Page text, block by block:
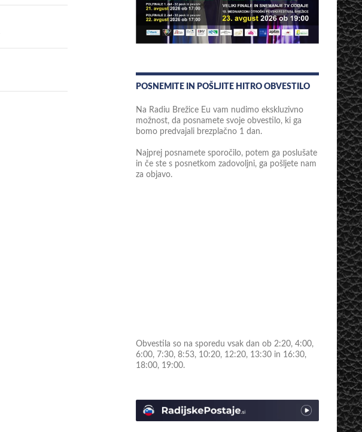
POSNEMITE IN POŠLJITE HITRO OBVESTILO
Na Radiu Brežice Eu vam nudimo ekskluzivno
možnost, da posnamete svoje obvestilo, ki ga
bomo predvajali brezplačno 1 dan.
Najprej posnamete sporočilo, potem ga poslušate
in če ste s posnetkom zadovoljni, ga pošljete nam
za objavo.
Obvestila so na sporedu vsak dan ob 2:20, 4:00,
6:00, 7:30, 8:53, 10:20, 12:20, 13:30 in 16:30,
18:00, 19:00.